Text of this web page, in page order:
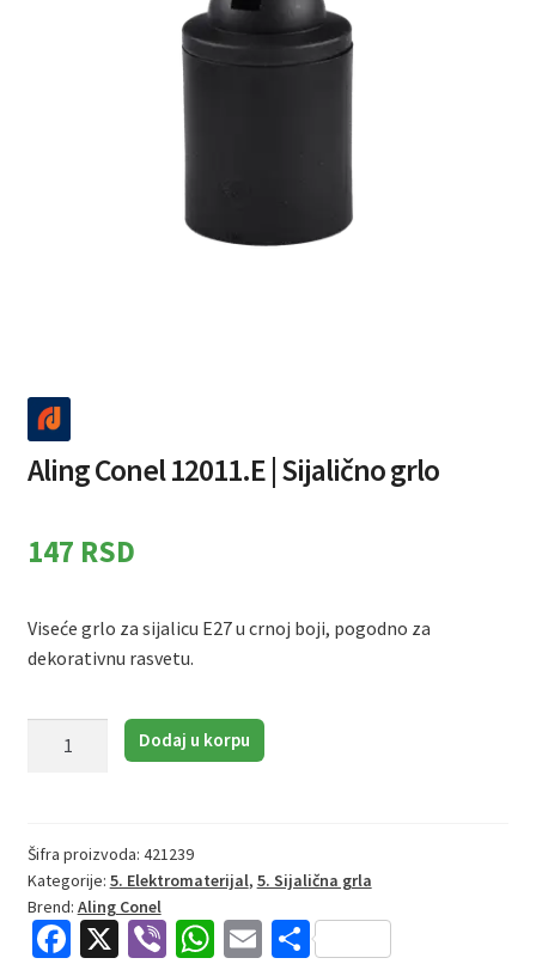
Aling Conel 12011.E | Sijalično grlo
147 RSD
Viseće grlo za sijalicu E27 u crnoj boji, pogodno za
dekorativnu rasvetu.
Sijalično
grlo
količina
Dodaj u korpu
Šifra proizvoda: 421239
Kategorije: 5. Elektromaterijal, 5. Sijalična grla
Brend: Aling Conel
Fa X Vi W E S